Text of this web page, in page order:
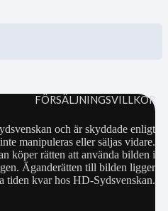
FÖRSÄLJNINGSVILLKOR
och är skyddade enligt
manipuleras eller säljas vidare.
köper rätten att använda bilden i
Äganderätten till bilden ligger
tiden kvar hos HD-Sydsvenskan.